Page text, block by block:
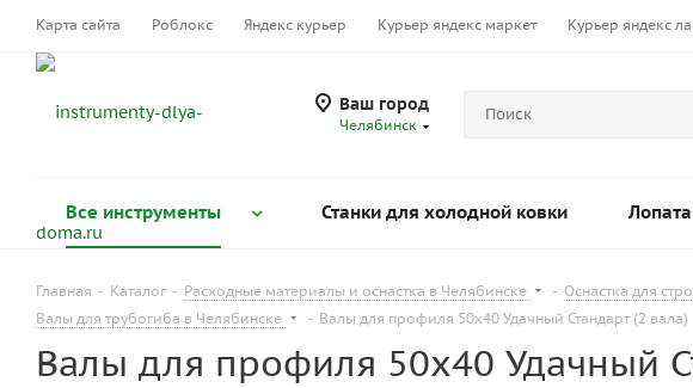
Карта сайта Роблокс Яндекс курьер Курьер яндекс маркет Курьер яндекс
Ваш город
Челябинск
Все инструменты Станки для холодной ковки
Главная - Каталог - Расходные материалы и оснастка в Челябинске - Оснастка для
Валы для трубогиба в Челябинске
- Валы для профиля 50х40 Удачный Стандарт (2 вала)
Валы для профиля 50х40 Удачный